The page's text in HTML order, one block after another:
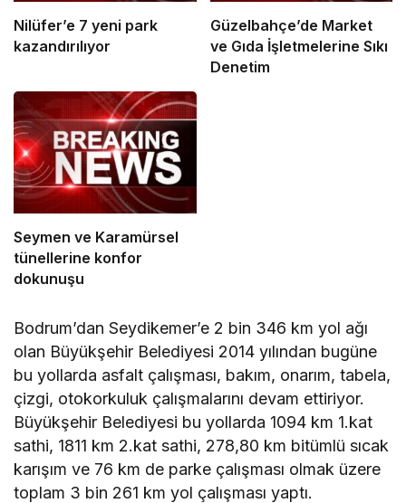
Nilüfer’e 7 yeni park
kazandırılıyor
Güzelbahçe’de Market
ve Gıda İşletmelerine Sıkı
Denetim
Seymen ve Karamürsel
tünellerine konfor
dokunuşu
Bodrum’dan Seydikemer’e 2 bin 346 km yol ağı
olan Büyükşehir Belediyesi 2014 yılından bugüne
bu yollarda asfalt çalışması, bakım, onarım, tabela,
çizgi, otokorkuluk çalışmalarını devam ettiriyor.
Büyükşehir Belediyesi bu yollarda 1094 km 1.kat
sathi, 1811 km 2.kat sathi, 278,80 km bitümlü sıcak
karışım ve 76 km de parke çalışması olmak üzere
toplam 3 bin 261 km yol çalışması yaptı.